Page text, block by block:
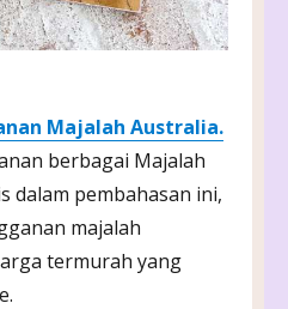
Majalah Australia.
berbagai Majalah
dalam pembahasan ini,
majalah
termurah yang